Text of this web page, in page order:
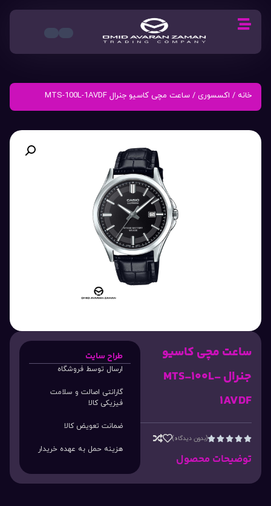
خانه / اکسسوری / ساعت مچی کاسیو جنرال MTS-100L-1AVDF
ساعت مچی کاسیو
جنرال MTS-100L-
1AVDF




(بدون دیدگاه)
توضیحات محصول
طراح سایت
ارسال توسط فروشگاه
گارانتی اصالت و سلامت
فیزیکی کالا
ضمانت تعویض کالا
هزینه حمل به عهده خریدار